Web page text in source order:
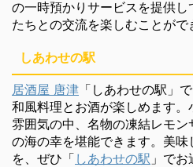
の一時預かりサービスを提供
たちとの交流を楽しむことがで
しあわせの駅
居酒屋 唐津 「しあわせの駅」
和風料理とお酒が楽しめます
雰囲気の中、名物の凍結レモ
の海の幸を堪能できます。美
を、ぜひ「 しあわせの駅 」でお